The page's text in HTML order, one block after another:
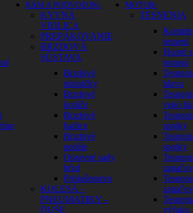
RÁM A PODVOZOK
KYVNÁ
VIDLICA
PREPÁKOVANIE
BRZDOVÁ
SÚSTAVA
Brzdové
platničky
Brzdové
kotúče
Brzdové
hadice
Brzdové
pedále
Opravné sady
bŕzd
Príslušenstvo
KOLESÁ –
PNEUMATIKY –
DUŠE
MOTOR
TESNENIA
tesnení
Horné
tesnení
hlavu
veko
spojky
spojky
výfuku